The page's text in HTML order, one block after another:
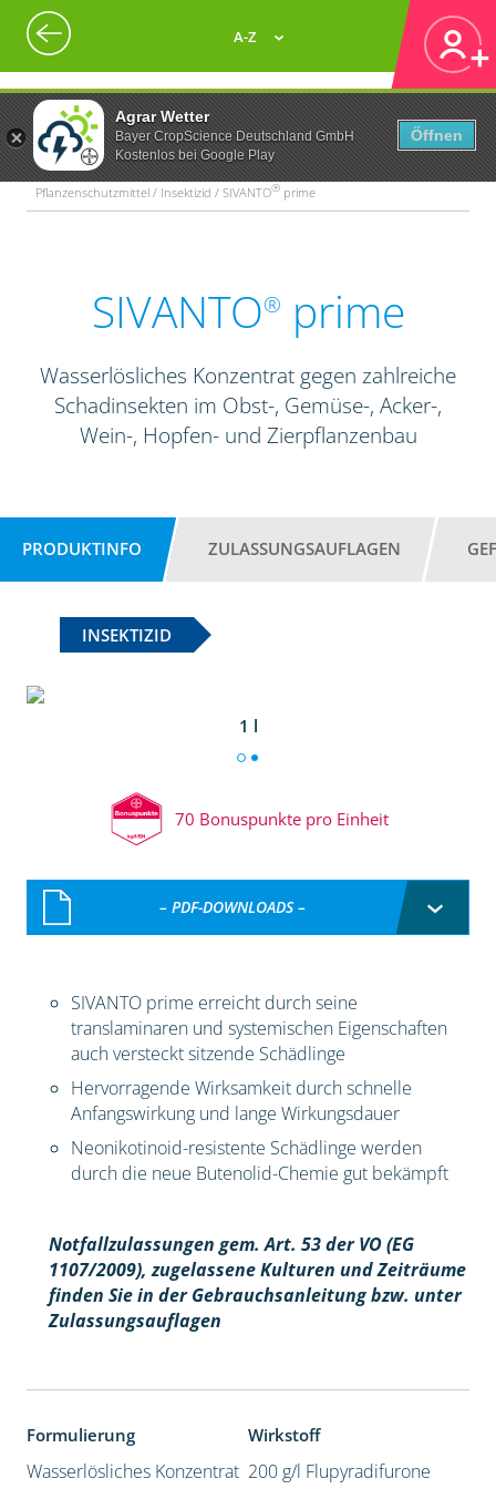
Agrar Wetter
Bayer CropScience Deutschland GmbH
Kostenlos bei Google Play
Öffnen
A-Z
Pflanzenschutzmittel / Insektizid / SIVANTO® prime
SIVANTO® prime
Wasserlösliches Konzentrat gegen zahlreiche
Schadinsekten im Obst-, Gemüse-, Acker-,
Wein-, Hopfen- und Zierpflanzenbau
PRODUKTINFO ZULASSUNGSAUFLAGEN
INSEKTIZID
1 l
70 Bonuspunkte pro Einheit
– PDF-DOWNLOADS –
SIVANTO prime erreicht durch seine
translaminaren und systemischen Eigenschaften
auch versteckt sitzende Schädlinge
Hervorragende Wirksamkeit durch schnelle
Anfangswirkung und lange Wirkungsdauer
Neonikotinoid-resistente Schädlinge werden
durch die neue Butenolid-Chemie gut bekämpft
Notfallzulassungen gem. Art. 53 der VO (EG
1107/2009), zugelassene Kulturen und Zeiträume
finden Sie in der Gebrauchsanleitung bzw. unter
Zulassungsauflagen
Formulierung
Wasserlösliches Konzentrat
Wirkstoff
200 g/l Flupyradifurone